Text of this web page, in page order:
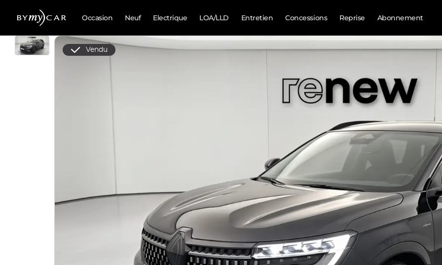
Occasion Neuf Electrique LOA/LLD Entretien Concessions Reprise Abonnement
Vendu